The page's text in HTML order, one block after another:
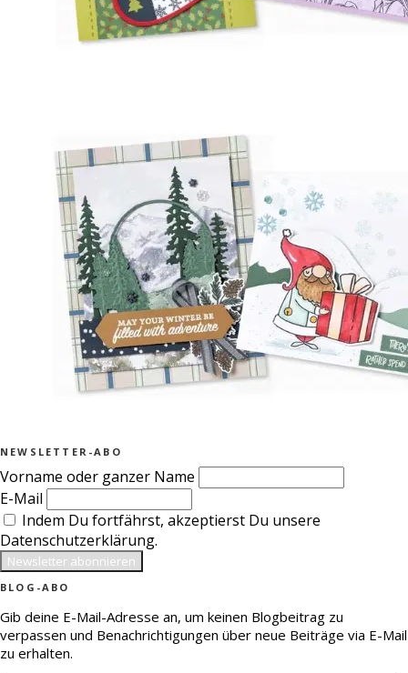
NEWSLETTER-ABO
Vorname oder ganzer Name
E-Mail
Indem Du fortfährst, akzeptierst Du unsere
Datenschutzerklärung.
BLOG-ABO
Gib deine E-Mail-Adresse an, um keinen Blogbeitrag zu
verpassen und Benachrichtigungen über neue Beiträge via E-Mail
zu erhalten.